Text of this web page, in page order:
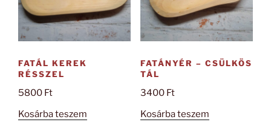
FATÁL KEREK
RÉSSZEL
5800 Ft
Kosárba teszem
FATÁNYÉR – CSÜLKÖS
TÁL
3400 Ft
Kosárba teszem